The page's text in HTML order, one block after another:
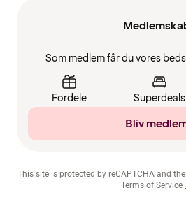
Som medlem får du vores
Fordele Superdeals
Bliv
This site is protected by reCAPTCHA and the
Terms of Service